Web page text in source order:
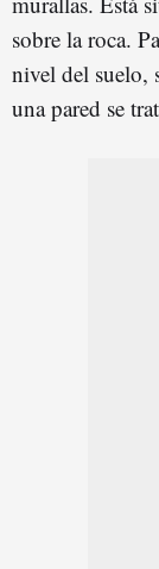
sobre la roca.
nivel del suelo,
una pared se